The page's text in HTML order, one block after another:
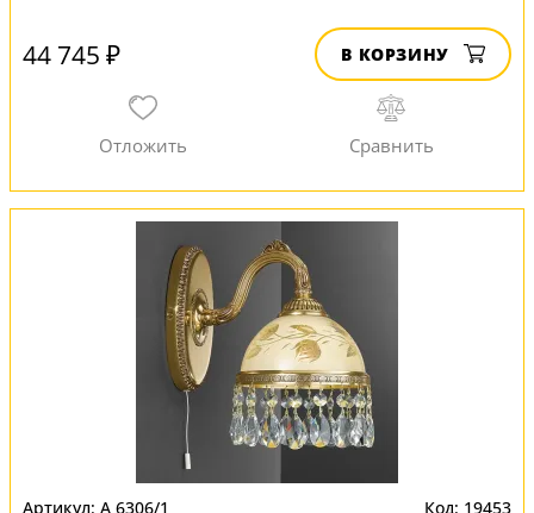
44 745 ₽ В КОРЗИНУ
A 6306/1 19453